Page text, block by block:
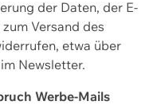
der Daten, der E-
Versand des
etwa über
Newsletter.
Werbe-Mails